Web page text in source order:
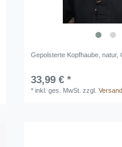
Gepolsterte Kopfhaube, natur,
33,99 € *
*inkl. ges. MwSt. zzgl.